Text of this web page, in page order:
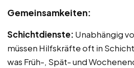
Gemeinsamkeiten:
Schichtdienste: Unabhängig
müssen Hilfskräfte oft in
was Früh-, Spät- und